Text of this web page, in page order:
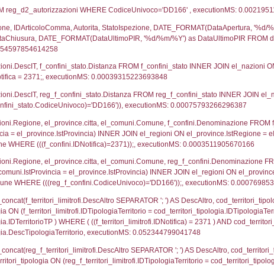
sql: SELECT `tablename`, `userlevelid`, `permission`
sql: SELECT a1.RagioneSociale, el_com.Comune as
n.DataFileNotificaZip FROM notifica n LEFT JOIN
n.CodiceUnivoco LEFT JOIN el_comuni AS el_com
WHERE n.IDNotifica = 2371;, executionMS:
sql: SELECT a1_stabilimento.*, el_comuni.Comune
ComuneSL, el_province_1.citta as ProvinciaSL,
el_comuni.IstComune) LEFT JOIN el_province ON
el_regioni.IstRegione) LEFT JOIN el_comuni AS
a1_stabilimento.IstProvinciaSL =
IDNotifica=2371, executionMS: 0.0007021427154541
sql: SELECT a2p.Cognome, a2p.Nome FROM